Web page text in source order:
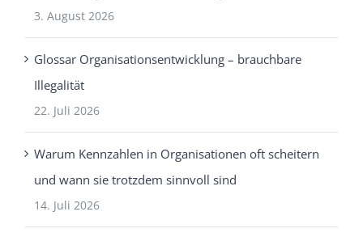
3. August 2026
Glossar Organisationsentwicklung – brauchbare
Illegalität
22. Juli 2026
Warum Kennzahlen in Organisationen oft scheitern
und wann sie trotzdem sinnvoll sind
14. Juli 2026